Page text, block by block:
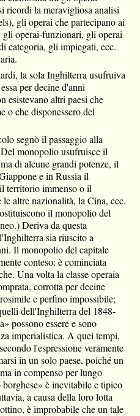
ricordi la meravigliosa analisi
gli operai che partecipano ai
operai-funzionari, gli operai
categoria, gli impiegati, ecc.
la sola Inghilterra usufruiva
per decine d'anni
esistevano altri paesi che
o che disponessero del
segnò il passaggio alla
monopolio usufruisce il
di alcune grandi potenze, il
e in Russia il
territorio immenso o il
altre nazionalità, la Cina, ecc.
il monopolio del
Deriva da questa
sia riuscito a
Il monopolio del capitale
conteso: è cominciata
Una volta la classe operaia
corrotta per decine
e perfino impossibile;
dell'Inghilterra del 1848-
possono essere e sono
imperialistica. A quei tempi,
l'espressione veramente
in un solo paese, poiché un
in compenso per lungo
è inevitabile e tipico
a causa della loro lotta
è improbabile che un tale